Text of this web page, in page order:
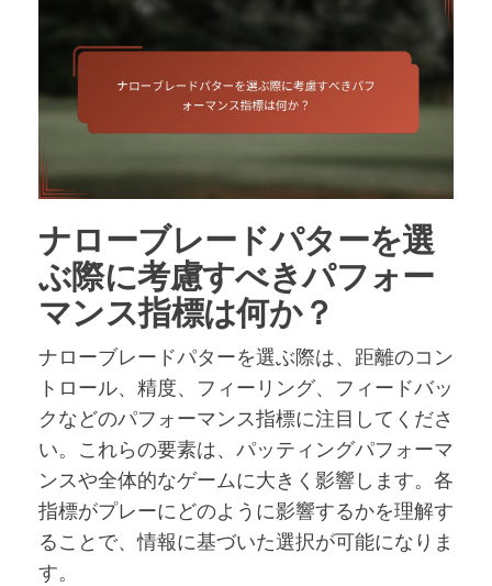
ナローブレードパターを選
ぶ際に考慮すべきパフォー
マンス指標は何か？
ナローブレードパターを選ぶ際は、距離のコン
トロール、精度、フィーリング、フィードバッ
クなどのパフォーマンス指標に注目してくださ
い。これらの要素は、パッティングパフォーマ
ンスや全体的なゲームに大きく影響します。各
指標がプレーにどのように影響するかを理解す
ることで、情報に基づいた選択が可能になりま
す。